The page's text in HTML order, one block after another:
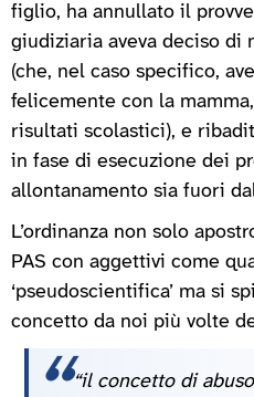
figlio, ha annullato il
giudiziaria aveva deciso di
(che, nel caso specifico,
felicemente con la
risultati scolastici), e
in fase di esecuzione dei
allontanamento sia fuori
L’ordinanza non solo
PAS con aggettivi come
‘pseudoscientifica’ ma si
concetto da noi più volte
“il concetto di